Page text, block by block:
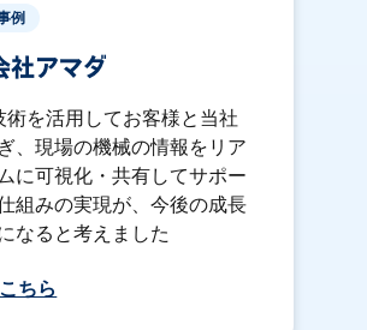
例
社アマダ
術を活用してお客様と当社
、現場の機械の情報をリア
に可視化・共有してサポー
組みの実現が、今後の成長
なると考えました
ちら